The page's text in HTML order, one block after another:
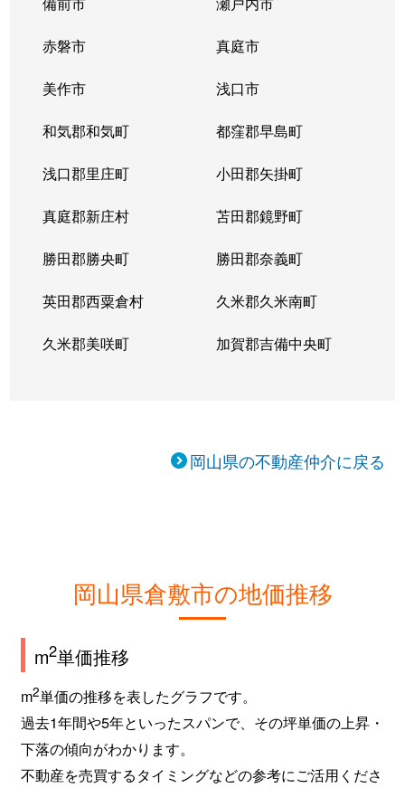
赤磐市 真庭市
美作市 浅口市
和気郡和気町 都窪郡早島町
浅口郡里庄町 小田郡矢掛町
真庭郡新庄村 苫田郡鏡野町
勝田郡勝央町 勝田郡奈義町
英田郡西粟倉村 久米郡久米南町
久米郡美咲町 加賀郡吉備中央町
岡山県の不動産仲介に戻る
岡山県倉敷市の地価推移
m2単価推移
m2単価の推移を表したグラフです。
過去1年間や5年といったスパンで、その坪単価の上昇・
下落の傾向がわかります。
不動産を売買するタイミングなどの参考にご活用くださ